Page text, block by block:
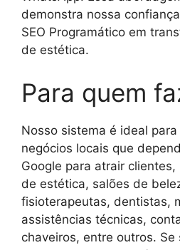
demonstra nossa
SEO Programático em
de estética.
Para quem
Nosso sistema é ideal
negócios locais que
Google para atrair
de estética, salões de
fisioterapeutas, dentistas,
assistências técnicas,
chaveiros, entre outros. Se